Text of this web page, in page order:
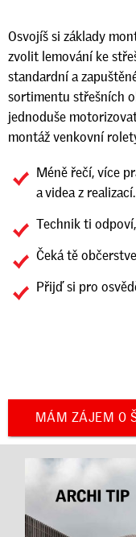
Osvojíš si základy
zvolit lemování ke
standardní a
sortimentu střešních
jednoduše
montáž venkovní
Méně řečí, více
a videa z realizací.
Technik ti
Čeká tě
Přijď si pro
MÁM ZÁJEM O